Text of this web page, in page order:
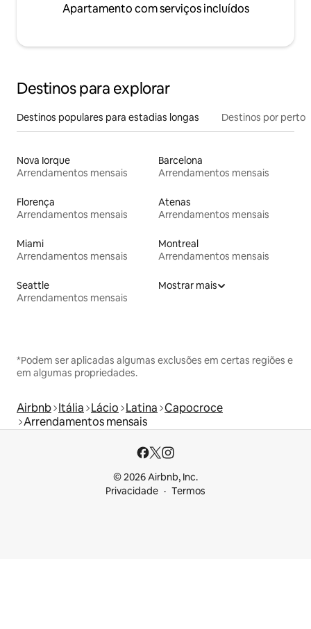
Apartamento com serviços incluídos
Destinos para explorar
Destinos populares para estadias longas Destinos por perto
Nova Iorque
Arrendamentos mensais
Barcelona
Arrendamentos mensais
Florença
Arrendamentos mensais
Atenas
Arrendamentos mensais
Miami
Arrendamentos mensais
Montreal
Arrendamentos mensais
Seattle
Arrendamentos mensais
Mostrar mais
*Podem ser aplicadas algumas exclusões em certas regiões e
em algumas propriedades.
Airbnb Itália Lácio Latina Capocroce
Arrendamentos mensais
© 2026 Airbnb, Inc.
Privacidade
Termos